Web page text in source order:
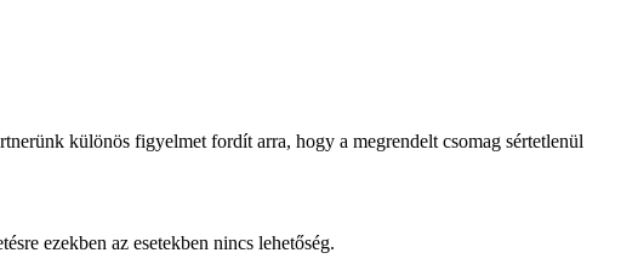
különös figyelmet fordít arra, hogy a megrendelt csomag sértetlenül
ezekben az esetekben nincs lehetőség.